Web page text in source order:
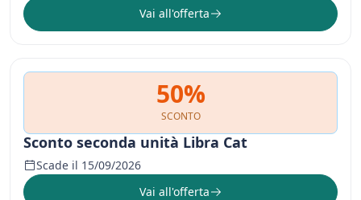
Vai all'offerta
50%
SCONTO
Sconto seconda unità Libra Cat
Scade il 15/09/2026
Vai all'offerta